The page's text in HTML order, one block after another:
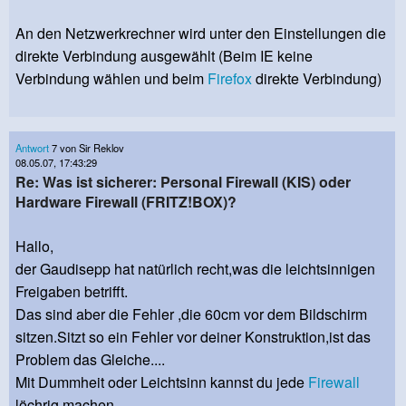
An den Netzwerkrechner wird unter den Einstellungen die
direkte Verbindung ausgewählt (Beim IE keine
Verbindung wählen und beim Firefoxdirekte Verbindung)
Antwort7 von Sir Reklov
08.05.07, 17:43:29
Re: Was ist sicherer: Personal Firewall (KIS) oder
Hardware Firewall (FRITZ!BOX)?
Hallo,
der Gaudisepp hat natürlich recht,was die leichtsinnigen
Freigaben betrifft.
Das sind aber die Fehler ,die 60cm vor dem Bildschirm
sitzen.Sitzt so ein Fehler vor deiner Konstruktion,ist das
Problem das Gleiche....
Mit Dummheit oder Leichtsinn kannst du jede Firewall